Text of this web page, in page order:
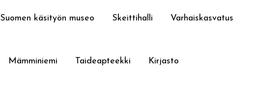
Suomen käsityön museo Skeittihalli Varhaiskasvatus
Mämminiemi Taideapteekki Kirjasto